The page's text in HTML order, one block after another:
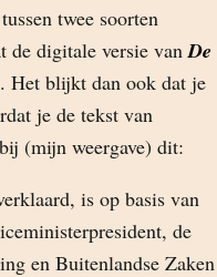
twee soorten
de digitale versie vanDe
Het blijkt dan ook dat je
je de tekst van
(mijn weergave) dit:
is op basis van
de
en Buitenlandse Zaken